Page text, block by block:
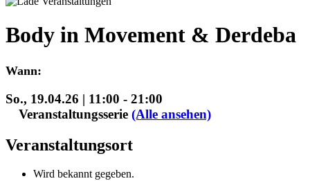
Body in Movement & Derdeba
Wann:
So., 19.04.26 | 11:00 - 21:00
Veranstaltungsserie (Alle ansehen)
Veranstaltungsort
Wird bekannt gegeben.